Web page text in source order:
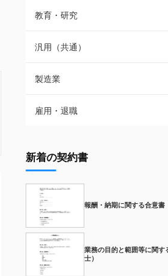
教育・研究
汎用（共通）
製造業
雇用・退職
新着の契約書
報酬・納期に関する合意書
業務の目的と範囲等に関す
士）